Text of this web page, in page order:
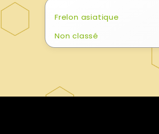
Frelon asiatique
Non classé